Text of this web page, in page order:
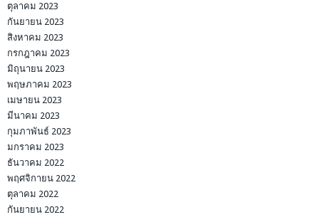
ตุลาคม 2023
กันยายน 2023
สิงหาคม 2023
กรกฎาคม 2023
มิถุนายน 2023
พฤษภาคม 2023
เมษายน 2023
มีนาคม 2023
กุมภาพันธ์ 2023
มกราคม 2023
ธันวาคม 2022
พฤศจิกายน 2022
ตุลาคม 2022
กันยายน 2022